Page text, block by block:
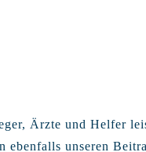
Ärzte und Helfer
ebenfalls unseren